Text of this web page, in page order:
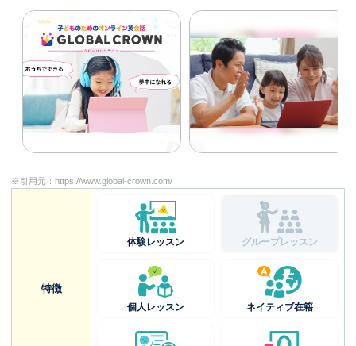
※引用元： https://www.global-crown.com/
特徴
体験レッスン グループレッスン
個人レッスン ネイティブ在籍